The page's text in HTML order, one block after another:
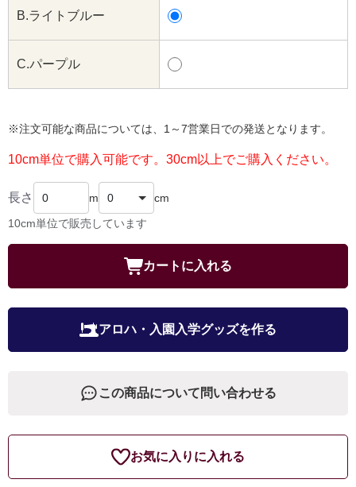
B.ライトブルー
C.パープル
※注文可能な商品については、1～7営業日での発送となります。
10cm単位で購入可能です。30cm以上でご購入ください。
長さ m cm
10cm単位で販売しています
カートに入れる
アロハ・入園入学グッズを作る
この商品について問い合わせる
お気に入りに入れる